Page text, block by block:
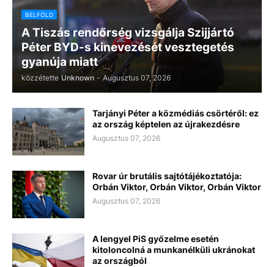
BELFÖLD
A Tiszás rendőrség vizsgálja Szijjártó
Péter BYD-s kinevezését vesztegetés
gyanúja miatt
közzétette Unknown - Augusztus 07, 2026
Tarjányi Péter a közmédiás csörtéről: ez
az ország képtelen az újrakezdésre
Augusztus 07, 2026
Rovar úr brutális sajtótájékoztatója:
Orbán Viktor, Orbán Viktor, Orbán Viktor
Augusztus 07, 2026
A lengyel PiS győzelme esetén
kitoloncolná a munkanélküli ukránokat
az országból